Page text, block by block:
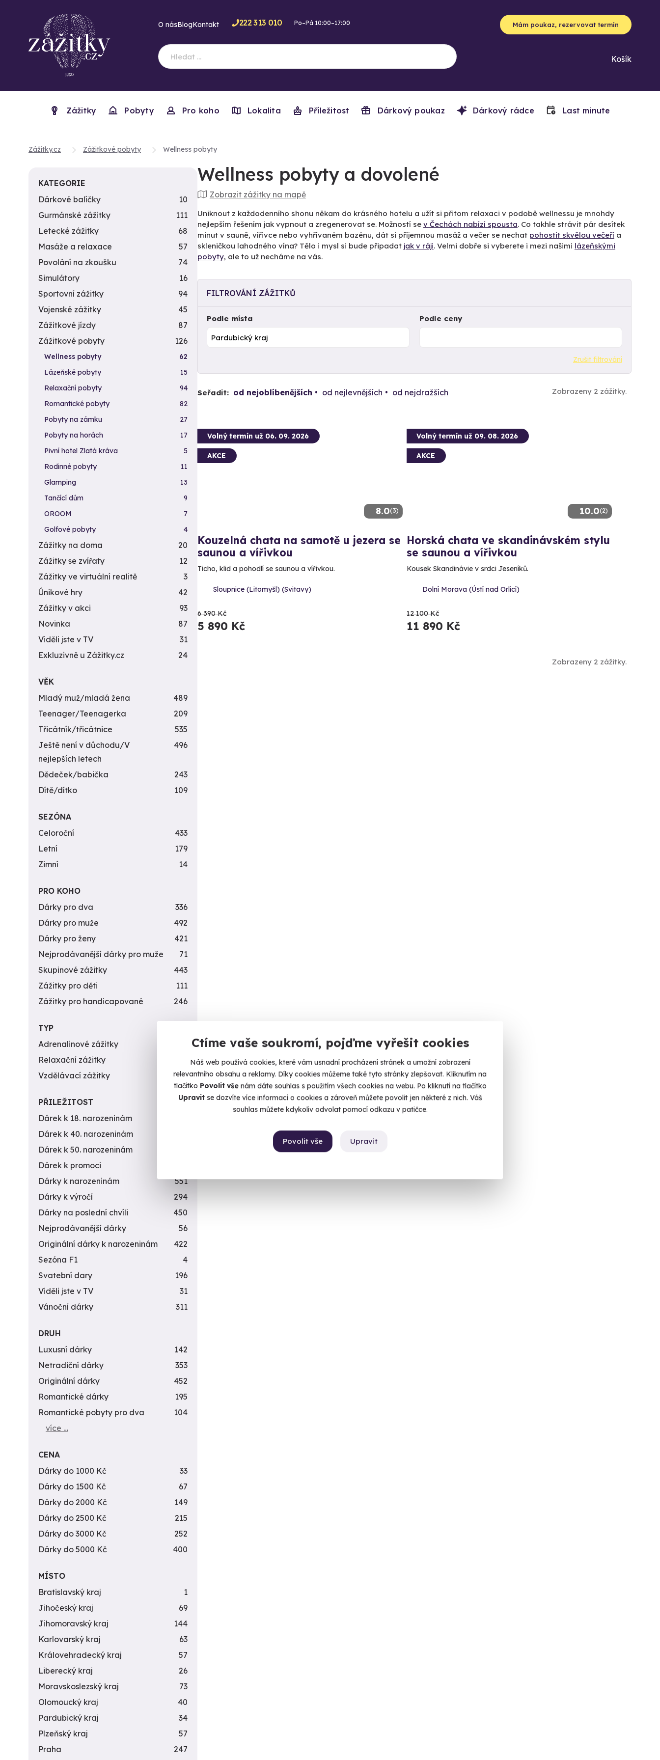
Ctíme vaše soukromí, pojďme vyřešit cookies
Náš web používá cookies, které vám usnadní procházení stránek a umožní zobrazení
relevantního obsahu a reklamy. Díky cookies můžeme také tyto stránky zlepšovat. Kliknutím na
tlačítko Povolit vše nám dáte souhlas s použitím všech cookies na webu. Po kliknutí na tlačítko
Upravitse dozvíte více informací o cookies a zároveň můžete povolit jen některé z nich. Váš
souhlas můžete kdykoliv odvolat pomocí odkazu v patičce.
Upravit
Povolit vše
O násBlogKontakt 222 313 010 Po–Pá 10:00–17:00 Mám poukaz, rezervovat termín
Košík
Zážitky Pobyty Pro koho Lokalita Příležitost Dárkový poukaz Dárkový rádce Last minute
Zážitky.cz Zážitkové pobyty Wellness pobyty
Wellness pobyty a dovolené
Zobrazit zážitky na mapě
Uniknout z každodenního shonu někam do krásného hotelu a užít si přitom relaxaci v podobě wellnessu je mnohdy
nejlepším řešením jak vypnout a zregenerovat se. Možností se v Čechách nabízí spousta. Co takhle strávit pár desítek
minut v sauně, vířivce nebo vyhřívaném bazénu, dát si příjemnou masáž a večer se nechat pohostit skvělou večeří a
skleničkou lahodného vína? Tělo i mysl si bude připadat jak v ráji. Velmi dobře si vyberete i mezi našimi lázeňskými
pobyty, ale to už necháme na vás.
FILTROVÁNÍ ZÁŽITKŮ
Podle místa Podle ceny
Zrušit filtrování
Seřadit: od nejoblíbenějších od nejlevnějších od nejdražších Zobrazeny 2 zážitky.
8.0(3)
Volný termín už 06. 09. 2026
AKCE
Kouzelná chata na samotě u jezera se
saunou a vířivkou
Ticho, klid a pohodlí se saunou a vířivkou.
Sloupnice (Litomyšl) (Svitavy)
6 390 Kč
5 890 Kč
10.0(2)
Volný termín už 09. 08. 2026
AKCE
Horská chata ve skandinávském stylu
se saunou a vířivkou
Kousek Skandinávie v srdci Jeseníků.
Dolní Morava (Ústí nad Orlicí)
12 100 Kč
11 890 Kč
Zobrazeny 2 zážitky.
KATEGORIE
Dárkové balíčky
10
Gurmánské zážitky
111
Letecké zážitky
68
Masáže a relaxace
57
Povolání na zkoušku
74
Simulátory
16
Sportovní zážitky
94
Vojenské zážitky
45
Zážitkové jízdy
87
Zážitkové pobyty
126
Wellness pobyty
62
Lázeňské pobyty
15
Relaxační pobyty
94
Romantické pobyty
82
Pobyty na zámku
27
Pobyty na horách
17
Pivní hotel Zlatá kráva
5
Rodinné pobyty
11
Glamping
13
Tančící dům
9
OROOM
7
Golfové pobyty
4
Zážitky na doma
20
Zážitky se zvířaty
12
Zážitky ve virtuální realitě
3
Únikové hry
42
Zážitky v akci
93
Novinka
87
Viděli jste v TV
31
Exkluzivně u Zážitky.cz
24
VĚK
Mladý muž/mladá žena
489
Teenager/Teenagerka
209
Třicátník/třicátnice
535
Ještě není v důchodu/V
nejlepších letech
496
Dědeček/babička
243
Dítě/dítko
109
SEZÓNA
Celoroční
433
Letní
179
Zimní
14
PRO KOHO
Dárky pro dva
336
Dárky pro muže
492
Dárky pro ženy
421
Nejprodávanější dárky pro muže
71
Skupinové zážitky
443
Zážitky pro děti
111
Zážitky pro handicapované
246
TYP
Adrenalinové zážitky
Relaxační zážitky
Vzdělávací zážitky
151
PŘILEŽITOST
Dárek k 18. narozeninám
Dárek k 40. narozeninám
Dárek k 50. narozeninám
Dárek k promoci
Dárky k narozeninám
551
Dárky k výročí
294
Dárky na poslední chvíli
450
Nejprodávanější dárky
56
Originální dárky k narozeninám
422
Sezóna F1
4
Svatební dary
196
Viděli jste v TV
31
Vánoční dárky
311
DRUH
Luxusní dárky
142
Netradiční dárky
353
Originální dárky
452
Romantické dárky
195
Romantické pobyty pro dva
104
více …
CENA
Dárky do 1000 Kč
33
Dárky do 1500 Kč
67
Dárky do 2000 Kč
149
Dárky do 2500 Kč
215
Dárky do 3000 Kč
252
Dárky do 5000 Kč
400
MÍSTO
Bratislavský kraj
1
Jihočeský kraj
69
Jihomoravský kraj
144
Karlovarský kraj
63
Královehradecký kraj
57
Liberecký kraj
26
Moravskoslezský kraj
73
Olomoucký kraj
40
Pardubický kraj
34
Plzeňský kraj
57
Praha
247